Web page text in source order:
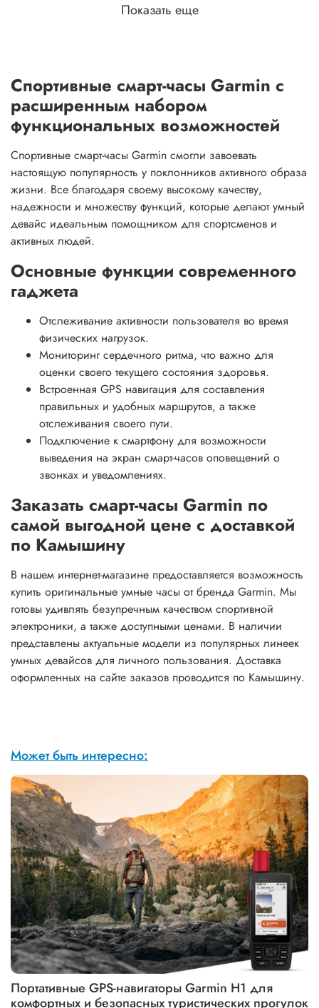
Показать еще
Спортивные смарт-часы Garmin с
расширенным набором
функциональных возможностей
Спортивные смарт-часы Garmin смогли завоевать
настоящую популярность у поклонников активного образа
жизни. Все благодаря своему высокому качеству,
надежности и множеству функций, которые делают умный
девайс идеальным помощником для спортсменов и
активных людей.
Основные функции современного
гаджета
Отслеживание активности пользователя во время
физических нагрузок.
Мониторинг сердечного ритма, что важно для
оценки своего текущего состояния здоровья.
Встроенная GPS навигация для составления
правильных и удобных маршрутов, а также
отслеживания своего пути.
Подключение к смартфону для возможности
выведения на экран смарт-часов оповещений о
звонках и уведомлениях.
Заказать смарт-часы Garmin по
самой выгодной цене с доставкой
по Камышину
В нашем интернет-магазине предоставляется возможность
купить оригинальные умные часы от бренда Garmin. Мы
готовы удивлять безупречным качеством спортивной
электроники, а также доступными ценами. В наличии
представлены актуальные модели из популярных линеек
умных девайсов для личного пользования. Доставка
оформленных на сайте заказов проводится по Камышину.
Может быть интересно:
Портативные GPS-навигаторы Garmin H1 для
комфортных и безопасных туристических прогулок